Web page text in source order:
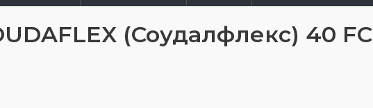
(Соудалфлекс) 40 FC